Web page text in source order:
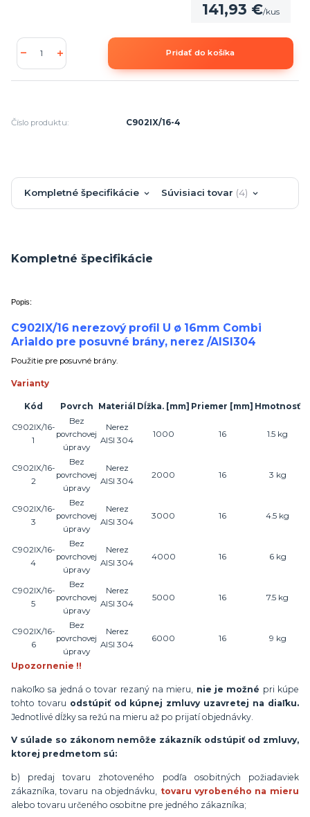
141,93 €/kus
Pridať do košíka
Číslo produktu: C902IX/16-4
Kompletné špecifikácie Súvisiaci tovar 4
Kompletné špecifikácie
Popis:
C902IX/16 nerezový profil U ø 16mm Combi
Arialdo pre posuvné brány, nerez /AISI304
Použitie pre posuvné brány.
Varianty
Kód Povrch Materiál Dĺžka. [mm] Priemer [mm] Hmotnosť
C902IX/16-
1
Bez
povrchovej
úpravy
Nerez
AISI 304
1000 16 1.5 kg
C902IX/16-
2
Bez
povrchovej
úpravy
Nerez
AISI 304
2000 16 3 kg
C902IX/16-
3
Bez
povrchovej
úpravy
Nerez
AISI 304
3000 16 4.5 kg
C902IX/16-
4
Bez
povrchovej
úpravy
Nerez
AISI 304
4000 16 6 kg
C902IX/16-
5
Bez
povrchovej
úpravy
Nerez
AISI 304
5000 16 7.5 kg
C902IX/16-
6
Bez
povrchovej
úpravy
Nerez
AISI 304
6000 16 9 kg
Upozornenie !!
nakoľko sa jedná o tovar rezaný na mieru, nie je možné pri kúpe
tohto tovaru odstúpiť od kúpnej zmluvy uzavretej na diaľku.
Jednotlivé dĺžky sa režú na mieru až po prijatí objednávky.
V súlade so zákonom nemôže zákazník odstúpiť od zmluvy,
ktorej predmetom sú:
b) predaj tovaru zhotoveného podľa osobitných požiadaviek
zákazníka, tovaru na objednávku, tovaru vyrobeného na mieru
alebo tovaru určeného osobitne pre jedného zákazníka;